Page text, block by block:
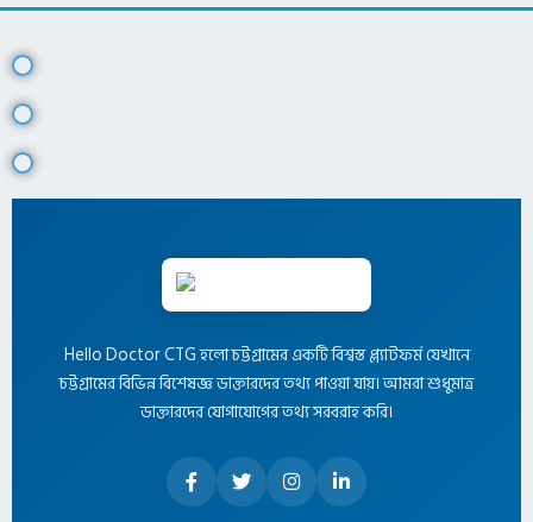
Hello Doctor CTG হলো চট্টগ্রামের একটি বিশ্বস্ত প্ল্যাটফর্ম যেখানে
চট্টগ্রামের বিভিন্ন বিশেষজ্ঞ ডাক্তারদের তথ্য পাওয়া যায়। আমরা শুধুমাত্র
ডাক্তারদের যোগাযোগের তথ্য সরবরাহ করি।